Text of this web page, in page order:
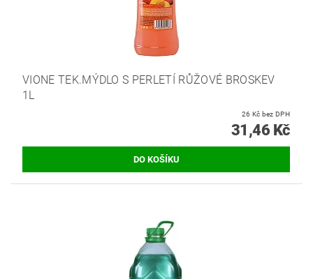
VIONE TEK.MÝDLO S PERLETÍ RŮŽOVÉ BROSKEV
1L
26 Kč bez DPH
31,46 Kč